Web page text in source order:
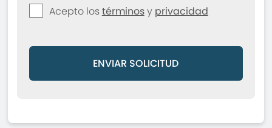
Acepto lostérminosy privacidad
ENVIAR SOLICITUD